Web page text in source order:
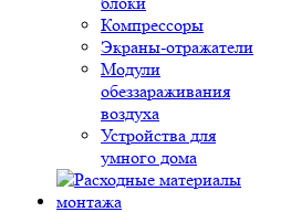
Компрессоры
Экраны-отражатели
Модули
обеззараживания
воздуха
Устройства для
умного дома